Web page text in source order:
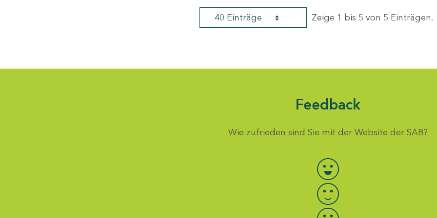
40 Einträge Zeige 1 bis 5 von 5 Einträgen.
Feedback
Wie zufrieden sind Sie mit der Website der SAB?
Bewertung auswählen